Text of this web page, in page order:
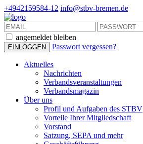
+4942159584-12 info@stbv-bremen.de
angemeldet bleiben
Passwort vergessen?
Aktuelles
Nachrichten
Verbandsveranstaltungen
Verbandsmagazin
Über uns
Profil und Aufgaben des STBV
Vorteile Ihrer Mitgliedschaft
Vorstand
Satzung, SEPA und mehr